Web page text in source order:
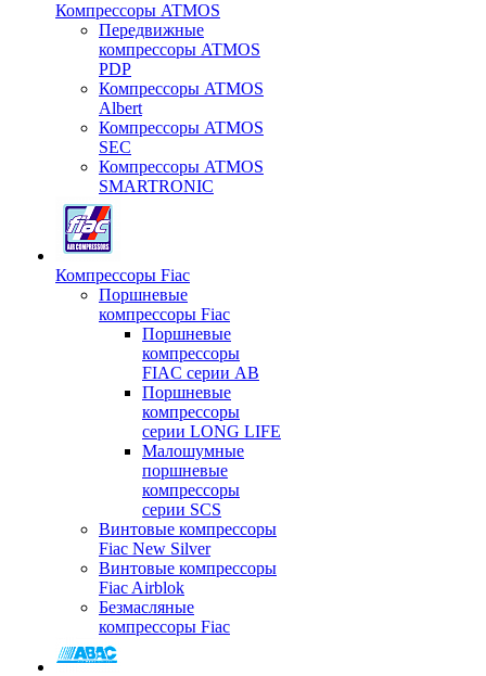
Компрессоры ATMOS
Передвижные
компрессоры ATMOS
PDP
Компрессоры ATMOS
Albert
Компрессоры ATMOS
SEC
Компрессоры ATMOS
SMARTRONIC
Компрессоры Fiac
Поршневые
компрессоры Fiac
Поршневые
компрессоры
FIAC серии AB
Поршневые
компрессоры
серии LONG LIFE
Малошумные
поршневые
компрессоры
серии SCS
Винтовые компрессоры
Fiac New Silver
Винтовые компрессоры
Fiac Airblok
Безмасляные
компрессоры Fiac